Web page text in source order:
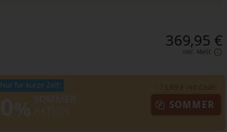
369,95 €
inkl. MwSt.
Nur für kurze Zeit!
SOMMER